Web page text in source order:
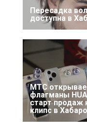
Пересадка
доступна в
МТС
флагманы
старт продаж
клипс в